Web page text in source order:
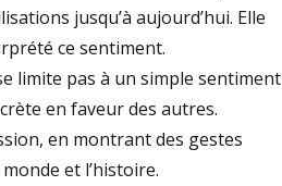
jusqu’à aujourd’hui. Elle
ce sentiment.
limite pas à un simple sentiment
en faveur des autres.
en montrant des gestes
et l’histoire.